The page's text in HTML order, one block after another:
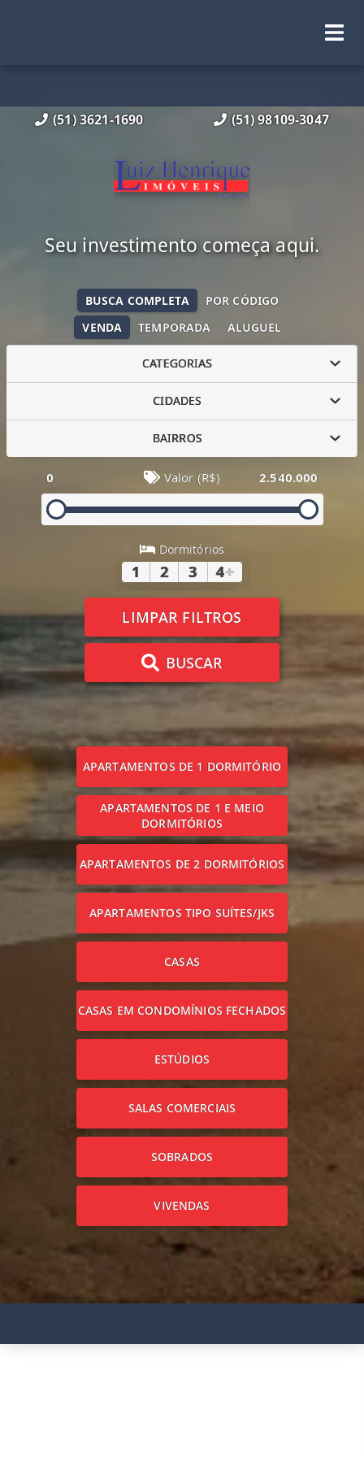
(51) 3621-1690 (51) 98109-3047
Seu investimento começa aqui.
VENDA TEMPORADA ALUGUEL
BUSCA COMPLETA POR CÓDIGO
CATEGORIAS
CIDADES
BAIRROS
0 Valor (R$) 2.540.000
Dormitórios
1 2 3 4+
LIMPAR FILTROS
BUSCAR
APARTAMENTOS DE 1 DORMITÓRIO
APARTAMENTOS DE 1 E MEIO
DORMITÓRIOS
APARTAMENTOS DE 2 DORMITÓRIOS
APARTAMENTOS TIPO SUÍTES/JKS
CASAS
CASAS EM CONDOMÍNIOS FECHADOS
ESTÚDIOS
SALAS COMERCIAIS
SOBRADOS
VIVENDAS